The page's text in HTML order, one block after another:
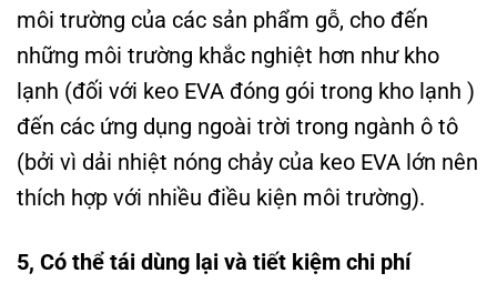
môi trường của các sản phẩm gỗ, cho đến
những môi trường khắc nghiệt hơn như kho
lạnh (đối với keo EVA đóng gói trong kho lạnh )
đến các ứng dụng ngoài trời trong ngành ô tô
(bởi vì dải nhiệt nóng chảy của keo EVA lớn nên
thích hợp với nhiều điều kiện môi trường).
5, Có thể tái dùng lại và tiết kiệm chi phí